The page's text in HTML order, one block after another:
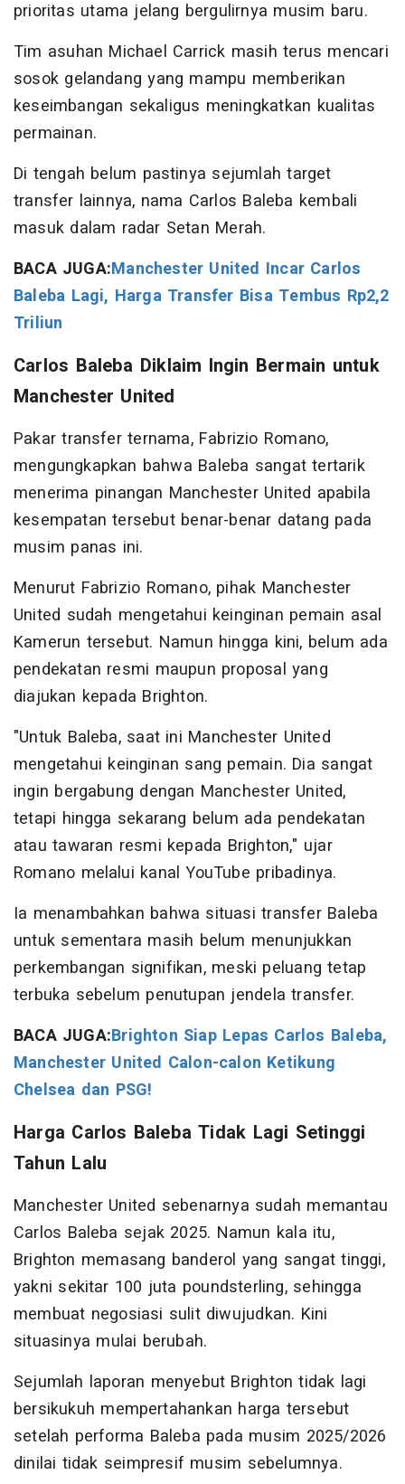
prioritas utama jelang bergulirnya musim baru.
Tim asuhan Michael Carrick masih terus mencari
sosok gelandang yang mampu memberikan
keseimbangan sekaligus meningkatkan kualitas
permainan.
Di tengah belum pastinya sejumlah target
transfer lainnya, nama Carlos Baleba kembali
masuk dalam radar Setan Merah.
BACA JUGA:Manchester United Incar Carlos
Baleba Lagi, Harga Transfer Bisa Tembus Rp2,2
Triliun
Carlos Baleba Diklaim Ingin Bermain untuk
Manchester United
Pakar transfer ternama, Fabrizio Romano,
mengungkapkan bahwa Baleba sangat tertarik
menerima pinangan Manchester United apabila
kesempatan tersebut benar-benar datang pada
musim panas ini.
Menurut Fabrizio Romano, pihak Manchester
United sudah mengetahui keinginan pemain asal
Kamerun tersebut. Namun hingga kini, belum ada
pendekatan resmi maupun proposal yang
diajukan kepada Brighton.
"Untuk Baleba, saat ini Manchester United
mengetahui keinginan sang pemain. Dia sangat
ingin bergabung dengan Manchester United,
tetapi hingga sekarang belum ada pendekatan
atau tawaran resmi kepada Brighton," ujar
Romano melalui kanal YouTube pribadinya.
Ia menambahkan bahwa situasi transfer Baleba
untuk sementara masih belum menunjukkan
perkembangan signifikan, meski peluang tetap
terbuka sebelum penutupan jendela transfer.
BACA JUGA:Brighton Siap Lepas Carlos Baleba,
Manchester United Calon-calon Ketikung
Chelsea dan PSG!
Harga Carlos Baleba Tidak Lagi Setinggi
Tahun Lalu
Manchester United sebenarnya sudah memantau
Carlos Baleba sejak 2025. Namun kala itu,
Brighton memasang banderol yang sangat tinggi,
yakni sekitar 100 juta poundsterling, sehingga
membuat negosiasi sulit diwujudkan. Kini
situasinya mulai berubah.
Sejumlah laporan menyebut Brighton tidak lagi
bersikukuh mempertahankan harga tersebut
setelah performa Baleba pada musim 2025/2026
dinilai tidak seimpresif musim sebelumnya.